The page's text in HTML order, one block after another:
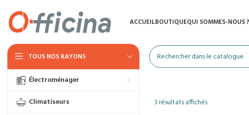
ACCUEILBOUTIQUEQUI SOMMES-NOUS ?
TOUS NOS RAYONS
Électroménager
Climatiseurs
3 résultats affichés